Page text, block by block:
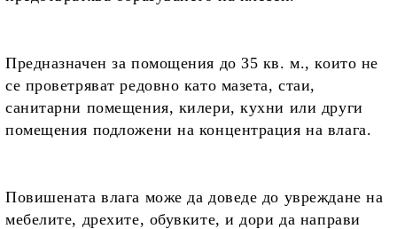
Предназначен за помощения до 35 кв. м., които не
се проветряват редовно като мазета, стаи,
санитарни помещения, килери, кухни или други
помещения подложени на концентрация на влага.
Повишената влага може да доведе до увреждане на
мебелите, дрехите, обувките, и дори да направи